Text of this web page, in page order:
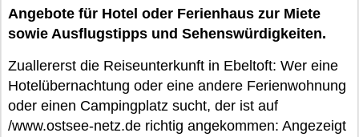
Angebote für Hotel oder Ferienhaus zur Miete
sowie Ausflugstipps und Sehenswürdigkeiten.
Zuallererst die Reiseunterkunft in Ebeltoft: Wer eine
Hotelübernachtung oder eine andere Ferienwohnung
oder einen Campingplatz sucht, der ist auf
/www.ostsee-netz.de richtig angekommen: Angezeigt